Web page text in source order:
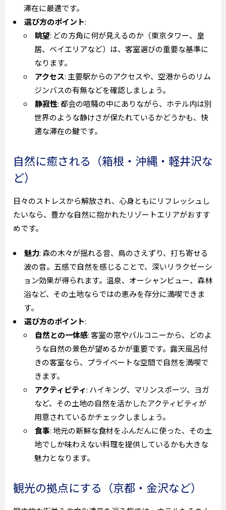
滞在に最適です。
選び方のポイント:
眺望: どの方角に何が見えるのか（東京タワー、皇
居、ベイエリアなど）は、客室選びの重要な基準に
なります。
アクセス: 主要駅からのアクセスや、空港からのリム
ジンバスの有無などを確認しましょう。
静寂性: 都会の喧騒の中にありながら、ホテル内は別
世界のような静けさが保たれているかどうかも、快
適な滞在の鍵です。
自然に癒される（箱根・沖縄・軽井沢な
ど）
日々のストレスから解放され、心身ともにリフレッシュし
たいなら、豊かな自然に抱かれたリゾートエリアがおすす
めです。
魅力: 森の木々が揺れる音、鳥のさえずり、打ち寄せる
波の音。五感で自然を感じることで、深いリラクゼーシ
ョン効果が得られます。温泉、オーシャンビュー、森林
浴など、その土地ならではの恵みを存分に満喫できま
す。
選び方のポイント:
自然との一体感: 客室の窓やバルコニーから、どのよ
うな自然の景色が望めるかが重要です。露天風呂付
きの客室なら、プライベートな空間で自然を満喫で
きます。
アクティビティ: ハイキング、マリンスポーツ、ヨガ
など、その土地の自然を活かしたアクティビティが
用意されているかチェックしましょう。
食事: 地元の新鮮な食材をふんだんに使った、その土
地でしか味わえない料理を提供しているかも大きな
魅力となります。
観光の拠点にする（京都・金沢など）